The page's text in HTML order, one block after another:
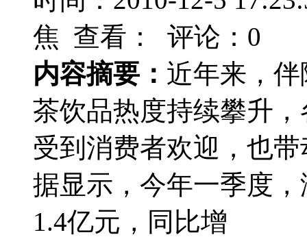
焦 查看：
评论：0
内容摘要： 近年来，
茶饮品热度持续攀升
受到消费者欢迎，也
据显示，今年一季度
1.4亿元，同比增